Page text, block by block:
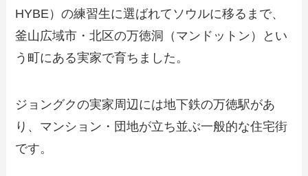
HYBE）の練習生に選ばれてソウルに移るまで、
釜山広域市・北区の万徳洞（マンドットン）とい
う町にある実家で育ちました。
ジョングクの実家周辺には地下鉄の万徳駅があ
り、マンション・団地が立ち並ぶ一般的な住宅街
です。